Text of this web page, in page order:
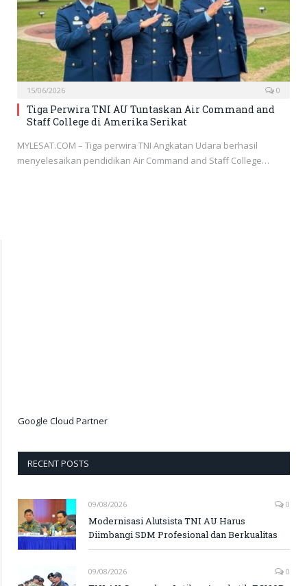
15/06/2026 0
Tiga Perwira TNI AU Tuntaskan Air Command and
Staff College di Amerika Serikat
MYLESAT.COM – Tiga perwira TNI Angkatan Udara berhasil
menyelesaikan pendidikan Air Command and Staff College…
Google Cloud Partner
RECENT POSTS
09/08/2026 0
Modernisasi Alutsista TNI AU Harus
Diimbangi SDM Profesional dan Berkualitas
09/08/2026 0